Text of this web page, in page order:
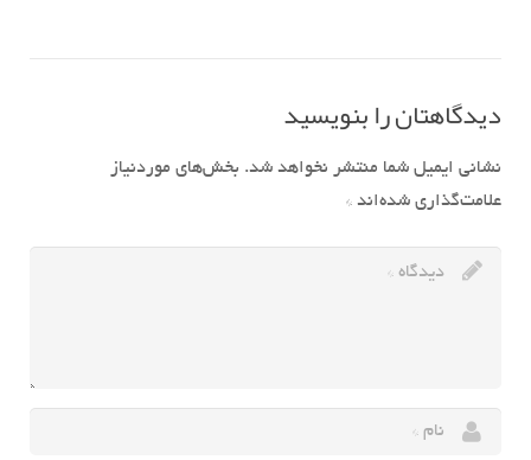
دیدگاهتان را بنویسید
نشانی ایمیل شما منتشر نخواهد شد. بخش‌های موردنیاز
علامت‌گذاری شده‌اند *